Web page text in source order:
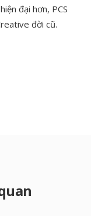
hiện đại hơn, PCS
đời cũ.